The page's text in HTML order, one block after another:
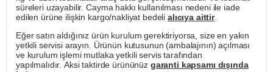
süreleri uzayabilir. Cayma hakkı kullanılması nedeni ile iade
edilen ürüne ilişkin kargo/nakliyat bedeli alıcıya aittir.
Eğer satın aldığınız ürün kurulum gerektiriyorsa, size en yakın
yetkili servisi arayın. Ürünün kutusunun (ambalajının) açılması
ve kurulum işlemi mutlaka yetkili servis tarafından
yapılmalıdır. Aksi taktirde ürününüz garanti kapsamı dışında